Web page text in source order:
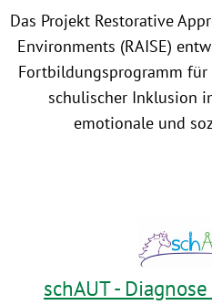
Das Projekt Restorative
Environments (RAISE)
Fortbildungsprogramm für
schulischer Inklusion
emotionale und
schAUT -